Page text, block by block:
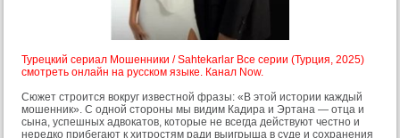
Турецкий сериал Мошенники / Sahtekarlar Все серии (Турция, 2025)
смотреть онлайн на русском языке. Канал Now.
Сюжет строится вокруг известной фразы: «В этой истории каждый
мошенник». С одной стороны мы видим Кадира и Эртанa — отца и
сына, успешных адвокатов, которые не всегда действуют честно и
нередко прибегают к хитростям ради выигрыша в суде и сохранения